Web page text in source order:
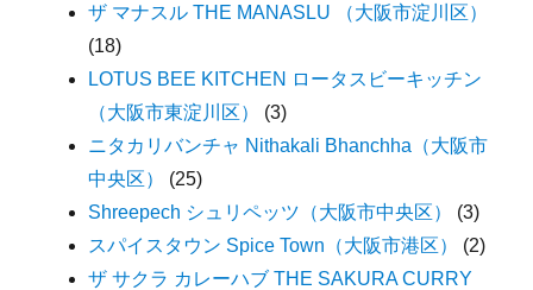
ザ マナスル THE MANASLU （大阪市淀川区）
(18)
LOTUS BEE KITCHEN ロータスビーキッチン
（大阪市東淀川区）
(3)
ニタカリバンチャ Nithakali Bhanchha（大阪市
中央区）
(25)
Shreepech シュリペッツ（大阪市中央区）
(3)
スパイスタウン Spice Town（大阪市港区）
(2)
ザ サクラ カレーハブ THE SAKURA CURRY